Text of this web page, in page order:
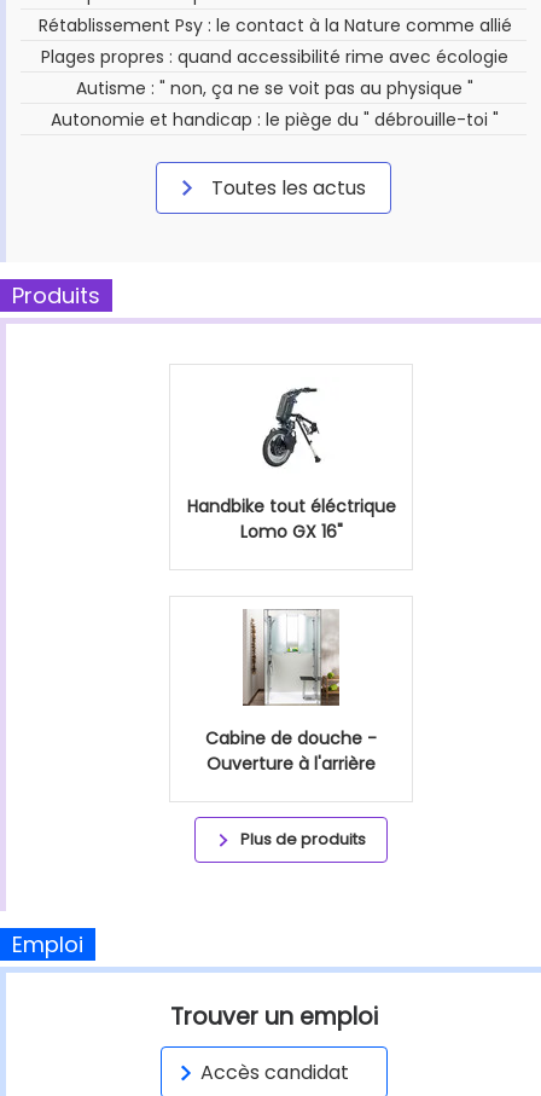
Rétablissement Psy : le contact à la Nature comme allié
Plages propres : quand accessibilité rime avec écologie
Autisme : " non, ça ne se voit pas au physique "
Autonomie et handicap : le piège du " débrouille-toi "
Toutes les actus
Produits
Handbike tout éléctrique
Lomo GX 16"
Cabine de douche -
Ouverture à l'arrière
Plus de produits
Emploi
Trouver un emploi
Accès candidat